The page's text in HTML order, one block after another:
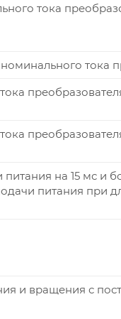
тока
тока
на 15 мс и
питания при
и вращения с